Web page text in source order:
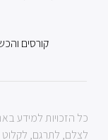
קורסים
לצלם, לתרגם, לקלוט